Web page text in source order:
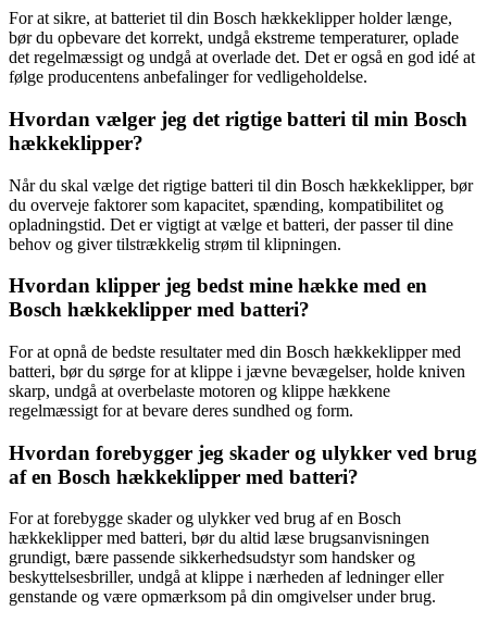
For at sikre, at batteriet til din Bosch hækkeklipper holder længe,
bør du opbevare det korrekt, undgå ekstreme temperaturer, oplade
det regelmæssigt og undgå at overlade det. Det er også en god idé at
følge producentens anbefalinger for vedligeholdelse.
Hvordan vælger jeg det rigtige batteri til min Bosch
hækkeklipper?
Når du skal vælge det rigtige batteri til din Bosch hækkeklipper, bør
du overveje faktorer som kapacitet, spænding, kompatibilitet og
opladningstid. Det er vigtigt at vælge et batteri, der passer til dine
behov og giver tilstrækkelig strøm til klipningen.
Hvordan klipper jeg bedst mine hække med en
Bosch hækkeklipper med batteri?
For at opnå de bedste resultater med din Bosch hækkeklipper med
batteri, bør du sørge for at klippe i jævne bevægelser, holde kniven
skarp, undgå at overbelaste motoren og klippe hækkene
regelmæssigt for at bevare deres sundhed og form.
Hvordan forebygger jeg skader og ulykker ved brug
af en Bosch hækkeklipper med batteri?
For at forebygge skader og ulykker ved brug af en Bosch
hækkeklipper med batteri, bør du altid læse brugsanvisningen
grundigt, bære passende sikkerhedsudstyr som handsker og
beskyttelsesbriller, undgå at klippe i nærheden af ledninger eller
genstande og være opmærksom på din omgivelser under brug.